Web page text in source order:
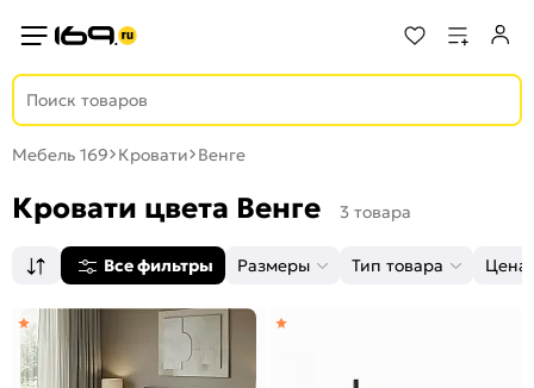
Мебель 169 Кровати Венге
Кровати цвета Венге 3 товара
Все фильтры Размеры Тип товара Цена